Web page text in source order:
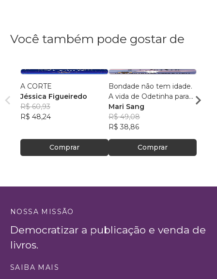
Você também pode gostar de
A CORTE
Jéssica Figueiredo
R$ 60,93
R$ 48,24
Comprar
Bondade não tem idade.
A vida de Odetinha para
crianças. Conto bilíngue
Mari Sang
R$ 49,08
R$ 38,86
Comprar
R$
NOSSA MISSÃO
Democratizar a publicação e venda de
livros.
SAIBA MAIS